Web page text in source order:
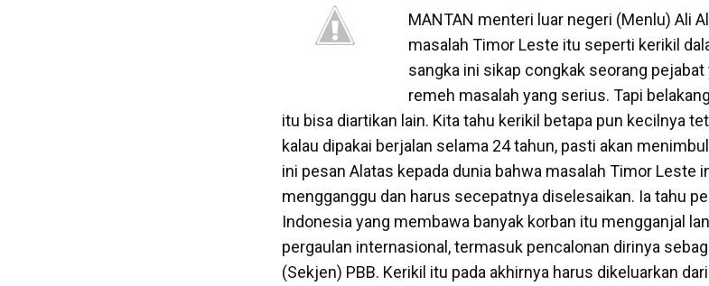
MANTAN menteri luar negeri (Menlu) Ali
masalah Timor Leste itu seperti kerikil
sangka ini sikap congkak seorang
remeh masalah yang serius. Tapi
itu bisa diartikan lain. Kita tahu kerikil betapa pun kecilnya
kalau dipakai berjalan selama 24 tahun, pasti akan
ini pesan Alatas kepada dunia bahwa masalah Timor Leste
mengganggu dan harus secepatnya diselesaikan. Ia tahu
Indonesia yang membawa banyak korban itu mengganjal
pergaulan internasional, termasuk pencalonan dirinya
(Sekjen) PBB. Kerikil itu pada akhirnya harus dikeluarkan